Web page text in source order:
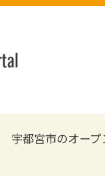
宇都宮市のオー